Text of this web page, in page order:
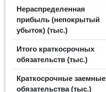
Нераспределенная
прибыль (непокрытый
убыток) (тыс.)
Итого краткосрочных
обязательств (тыс.)
Краткосрочные заемные
обязательства (тыс.)